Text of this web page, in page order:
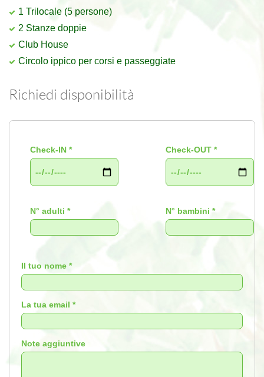
1 Trilocale (5 persone)
2 Stanze doppie
Club House
Circolo ippico per corsi e passeggiate
Richiedi disponibilità
Check-IN * Check-OUT *
N° adulti * N° bambini *
Il tuo nome *
La tua email *
Note aggiuntive